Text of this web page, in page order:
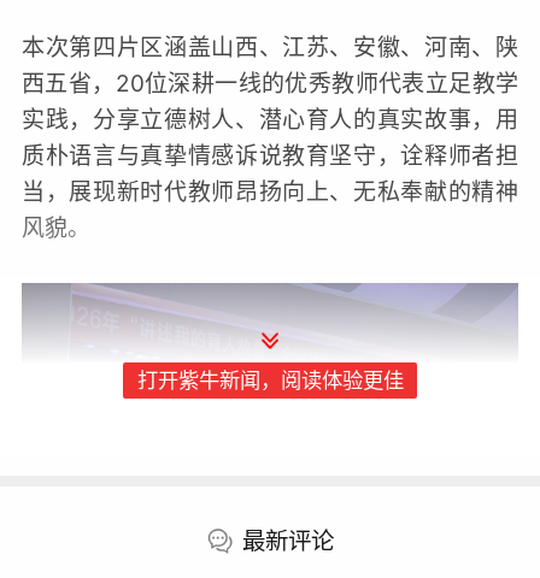
本次第四片区涵盖山西、江苏、安徽、河南、陕
西五省，20位深耕一线的优秀教师代表立足教学
实践，分享立德树人、潜心育人的真实故事，用
质朴语言与真挚情感诉说教育坚守，诠释师者担
当，展现新时代教师昂扬向上、无私奉献的精神
风貌。
打开紫牛新闻，阅读体验更佳
最新评论